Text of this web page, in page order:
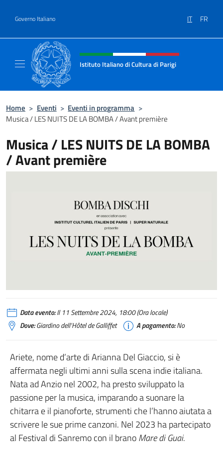
Governo Italiano IT FR
Intestazione sito, social e menù
Istituto Italiano di Cultura di Parigi
Home > Eventi > Eventi in programma >
Musica / LES NUITS DE LA BOMBA / Avant première
Musica / LES NUITS DE LA BOMBA
/ Avant première
Data evento:Il 11 Settembre 2024, 18:00 (Ora locale)
Dove:Giardino dell’Hôtel de Galliffet A pagamento:No
Ariete, nome d’arte di Arianna Del Giaccio, si è
affermata negli ultimi anni sulla scena indie italiana.
Nata ad Anzio nel 2002, ha presto sviluppato la
passione per la musica, imparando a suonare la
chitarra e il pianoforte, strumenti che l’hanno aiutata a
scrivere le sue prime canzoni. Nel 2023 ha partecipato
al Festival di Sanremo con il branoMare di Guai.